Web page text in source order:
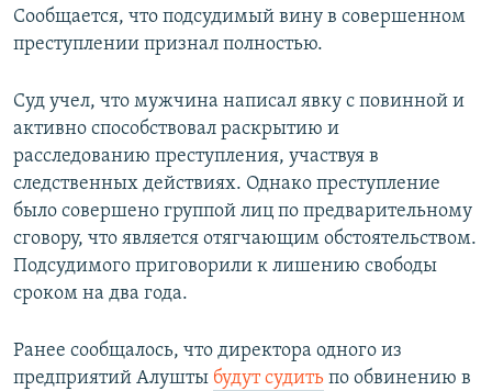
Сообщается, что подсудимый вину в совершенном
преступлении признал полностью.
Суд учел, что мужчина написал явку с повинной и
активно способствовал раскрытию и
расследованию преступления, участвуя в
следственных действиях. Однако преступление
было совершено группой лиц по предварительному
сговору, что является отягчающим обстоятельством.
Подсудимого приговорили к лишению свободы
сроком на два года.
Ранее сообщалось, что директора одного из
предприятий Алушты будут судить по обвинению в